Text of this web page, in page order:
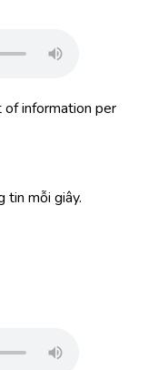
of information per
tin mỗi giây.